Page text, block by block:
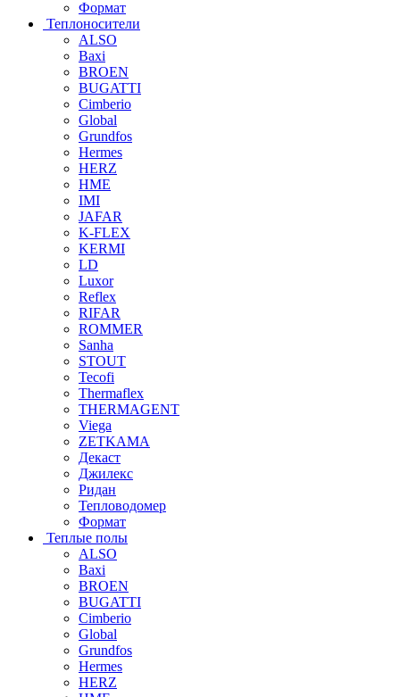
Формат
Теплоносители
ALSO
Baxi
BROEN
BUGATTI
Cimberio
Global
Grundfos
Hermes
HERZ
HME
IMI
JAFAR
K-FLEX
KERMI
LD
Luxor
Reflex
RIFAR
ROMMER
Sanha
STOUT
Tecofi
Thermaflex
THERMAGENT
Viega
ZETKAMA
Декаст
Джилекс
Ридан
Тепловодомер
Формат
Теплые полы
ALSO
Baxi
BROEN
BUGATTI
Cimberio
Global
Grundfos
Hermes
HERZ